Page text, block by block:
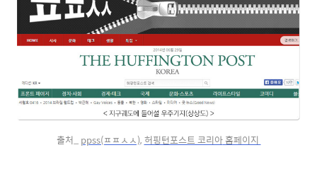
출처_ ppss(ㅍㅍㅅㅅ),허핑턴포스트 코리아홈페이지